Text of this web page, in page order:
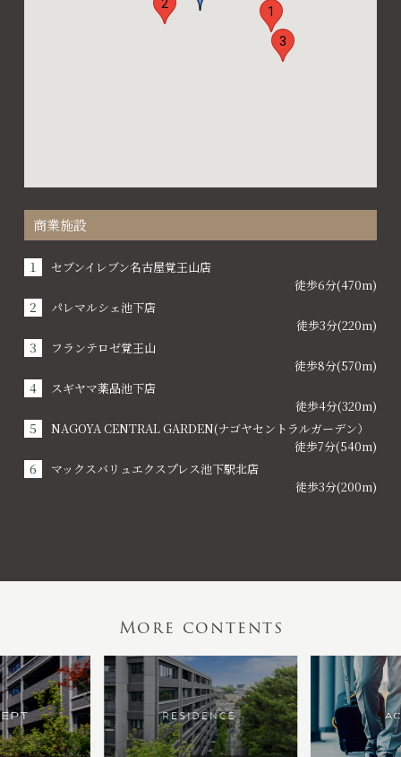
1
2
3
商業施設
セブンイレブン名古屋覚王山店
徒歩6分(470m)
パレマルシェ池下店
徒歩3分(220m)
フランテロゼ覚王山
徒歩8分(570m)
スギヤマ薬品池下店
徒歩4分(320m)
NAGOYA CENTRAL GARDEN(ナゴヤセントラルガーデン）
徒歩7分(540m)
マックスバリュエクスプレス池下駅北店
徒歩3分(200m)
More contents